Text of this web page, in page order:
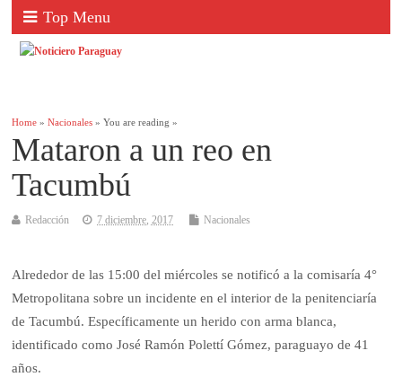
Top Menu
Home »Nacionales » You are reading »
Mataron a un reo en
Tacumbú
Redacción 7 diciembre, 2017 Nacionales
Alrededor de las 15:00 del miércoles se notificó a la comisaría 4°
Metropolitana sobre un incidente en el interior de la penitenciaría
de Tacumbú. Específicamente un herido con arma blanca,
identificado como José Ramón Polettí Gómez, paraguayo de 41
años.